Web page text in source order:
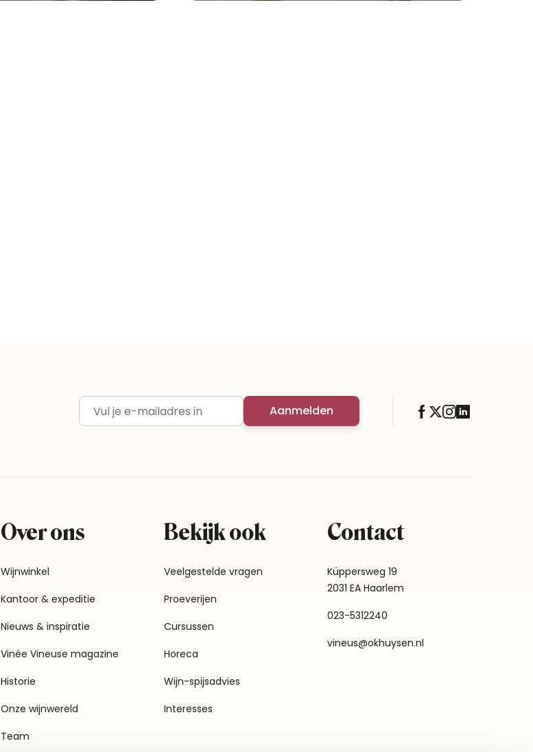
E-mailadres Aanmelden
Over ons
Wijnwinkel
Kantoor & expeditie
Nieuws & inspiratie
Vinée Vineuse magazine
Historie
Onze wijnwereld
Team
Bekijk ook
Veelgestelde vragen
Proeverijen
Cursussen
Horeca
Wijn-spijsadvies
Interesses
Contact
Küppersweg 19
2031 EA Haarlem
023-5312240
vineus@okhuysen.nl